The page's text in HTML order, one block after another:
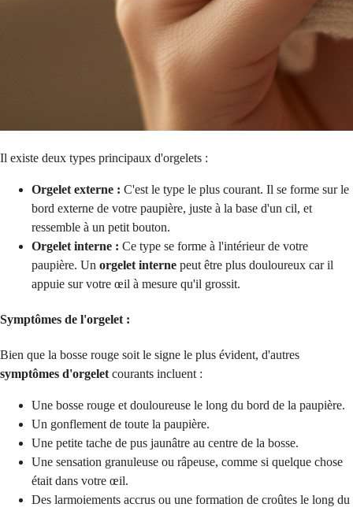
Il existe deux types principaux d'orgelets :
Orgelet externe : C'est le type le plus courant. Il se forme sur le
bord externe de votre paupière, juste à la base d'un cil, et
ressemble à un petit bouton.
Orgelet interne : Ce type se forme à l'intérieur de votre
paupière. Un orgelet interne peut être plus douloureux car il
appuie sur votre œil à mesure qu'il grossit.
Symptômes de l'orgelet :
Bien que la bosse rouge soit le signe le plus évident, d'autres
symptômes d'orgelet courants incluent :
Une bosse rouge et douloureuse le long du bord de la paupière.
Un gonflement de toute la paupière.
Une petite tache de pus jaunâtre au centre de la bosse.
Une sensation granuleuse ou râpeuse, comme si quelque chose
était dans votre œil.
Des larmoiements accrus ou une formation de croûtes le long du